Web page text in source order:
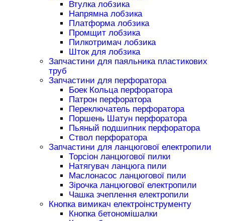
Втулка лобзика
Напрямна лобзика
Платформа лобзика
Промщит лобзика
Пилкотримач лобзика
Шток для лобзика
Запчастини для паяльника пластикових
труб
Запчастини для перфоратора
Боек Кольца перфоратора
Патрон перфоратора
Переключатель перфоратора
Поршень Шатун перфоратора
Пьяный подшипник перфоратора
Ствол перфоратора
Запчастини для ланцюгової електропили
Торсіон ланцюгової пилки
Натягувач ланцюга пили
Маслонасос ланцюгової пили
Зірочка ланцюгової електропили
Чашка зчеплення електропили
Кнопка вимикач електроінструменту
Кнопка бетономішалки